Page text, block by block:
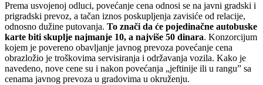
Prema usvojenoj odluci, povećanje cena odnosi se na javni gradski i
prigradski prevoz, a tačan iznos poskupljenja zavisiće od relacije,
odnosno dužine putovanja. To znači da će pojedinačne autobuske
karte biti skuplje najmanje 10, a najviše 50 dinara. Konzorcijum
kojem je povereno obavljanje javnog prevoza povećanje cena
obrazložio je troškovima servisiranja i održavanja vozila. Kako je
navedeno, nove cene su i nakon povećanja „jeftinije ili u rangu” sa
cenama javnog prevoza u gradovima u okruženju.